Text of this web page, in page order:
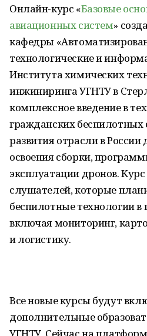
Онлайн-курс «Базовые
авиационных систем»
кафедры
технологические и
Института химических
инжиниринга УГНТУ в
комплексное введение в
гражданских беспилотных
развития отрасли в России
освоения сборки,
эксплуатации дронов.
слушателей, которые
беспилотные технологии в
включая мониторинг,
и логистику.
Все новые курсы будут
дополнительные